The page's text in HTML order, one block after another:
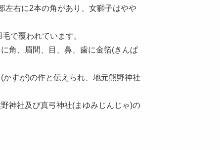
左右に2本の角があり、女獅子はやや
で覆われています。
角、眉間、目、鼻、歯に金箔(きんぱ
すが)の作と伝えられ、地元熊野神社
神社及び真弓神社(まゆみじんじゃ)の